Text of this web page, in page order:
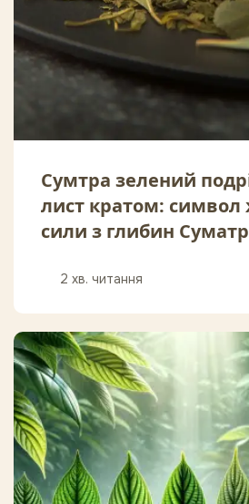
Сумтра зелений
лист кратом: символ
сили з глибин
2 хв. читання